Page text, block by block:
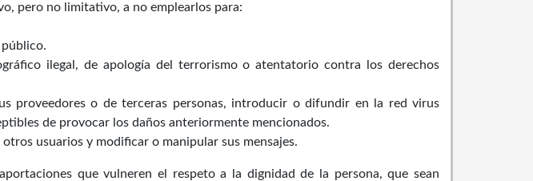
pero no limitativo, a no emplearlos para:
ilegal, de apología del terrorismo o atentatorio contra los derechos
proveedores o de terceras personas, introducir o difundir en la red virus
de provocar los daños anteriormente mencionados.
usuarios y modificar o manipular sus mensajes.
que vulneren el respeto a la dignidad de la persona, que sean